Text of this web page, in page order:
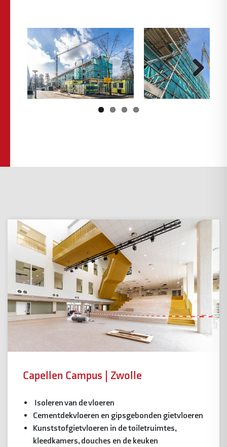
Previous Next
Capellen Campus | Zwolle
Isoleren van de vloeren
Cementdekvloeren en gipsgebonden gietvloeren
Kunststofgietvloeren in de toiletruimtes,
kleedkamers, douches en de keuken